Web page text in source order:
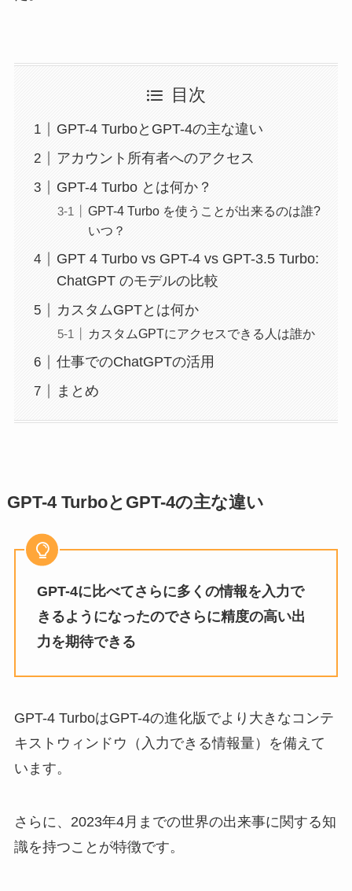
目次
GPT-4 TurboとGPT-4の主な違い
アカウント所有者へのアクセス
GPT-4 Turbo とは何か？
GPT-4 Turbo を使うことが出来るのは誰?
いつ？
GPT 4 Turbo vs GPT-4 vs GPT-3.5 Turbo:
ChatGPT のモデルの比較
カスタムGPTとは何か
カスタムGPTにアクセスできる人は誰か
仕事でのChatGPTの活用
まとめ
GPT-4 TurboとGPT-4の主な違い
GPT-4に比べてさらに多くの情報を入力で
きるようになったのでさらに精度の高い出
力を期待できる
GPT-4 TurboはGPT-4の進化版でより大きなコンテ
キストウィンドウ（入力できる情報量）を備えて
います。
さらに、2023年4月までの世界の出来事に関する知
識を持つことが特徴です。